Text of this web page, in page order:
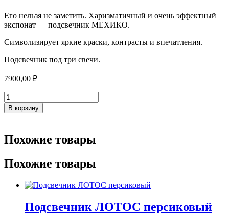
Его нельзя не заметить. Харизматичный и очень эффектный
экспонат — подсвечник МЕХИКО.
Символизирует яркие краски, контрасты и впечатления.
Подсвечник под три свечи.
7900,00 ₽
Количество
товара
Подсвечник
В корзину
Похожие товары
Похожие товары
Подсвечник ЛОТОС персиковый